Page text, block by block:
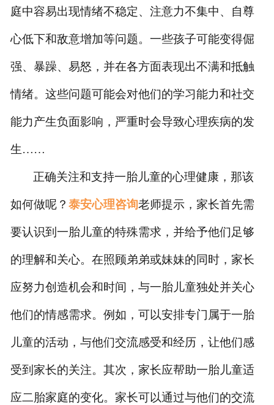
庭中容易出现情绪不稳定、注意力不集中、自尊
心低下和敌意增加等问题。一些孩子可能变得倔
强、暴躁、易怒，并在各方面表现出不满和抵触
情绪。这些问题可能会对他们的学习能力和社交
能力产生负面影响，严重时会导致心理疾病的发
生……
正确关注和支持一胎儿童的心理健康 ，那该
如何做呢？ 泰安心理咨询老师提示， 家长首先需
要认识到一胎儿童的特殊需求，并给予他们足够
的理解和关心。在照顾弟弟或妹妹的同时，家长
应努力创造机会和时间，与一胎儿童独处并关心
他们的情感需求。例如，可以安排专门属于一胎
儿童的活动，与他们交流感受和经历，让他们感
受到家长的关注。其次，家长应帮助一胎儿童适
应二胎家庭的变化。家长可以通过与他们的交流